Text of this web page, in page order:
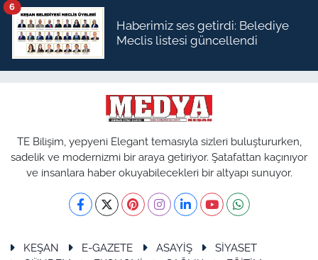
Haberimiz ses getirdi: Belediye
Meclis listesi güncellendi
6
TE Bilişim, yepyeni Elegant temasıyla sizleri buluştururken,
sadelik ve modernizmi bir araya getiriyor. Şatafattan kaçınıyor
ve insanlara haber okuyabilecekleri bir altyapı sunuyor.
KEŞAN E-GAZETE ASAYİŞ
SİYASET